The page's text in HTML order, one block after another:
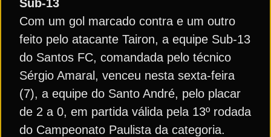
Sub-13
Com um gol marcado contra e um outro
feito pelo atacante Tairon, a equipe Sub-13
do Santos FC, comandada pelo técnico
Sérgio Amaral, venceu nesta sexta-feira
(7), a equipe do Santo André, pelo placar
de 2 a 0, em partida válida pela 13º rodada
do Campeonato Paulista da categoria.